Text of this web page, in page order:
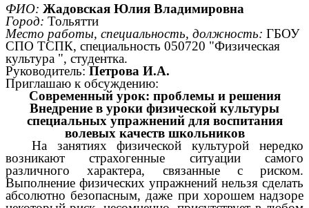
ФИО: Жадовская Юлия Владимировна
Город: Тольятти
Место работы, специальность, должность: ГБОУ
СПО ТСПК, специальность 050720 "Физическая
культура ", студентка.
Руководитель:Петрова И.А.
Приглашаю к обсуждению:
Современный урок: проблемы и решения
Внедрение в уроки физической культуры
специальных упражнений для воспитания
волевых качеств школьников
На занятиях физической культурой нередко
возникают страхогенные ситуации самого
различного характера, связанные с риском.
Выполнение физических упражнений нельзя сделать
абсолютно безопасным, даже при хорошем надзоре